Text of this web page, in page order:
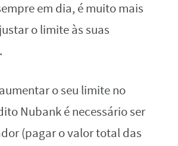
em dia, é muito mais
o limite às suas
o seu limite no
Nubank é necessário ser
(pagar o valor total das